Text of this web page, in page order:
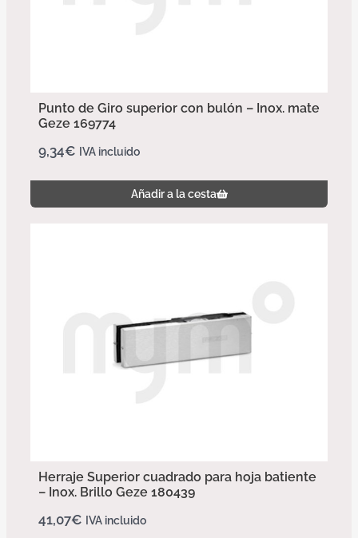
Punto de Giro superior con bulón – Inox. mate
Geze 169774
9,34€ IVA incluido
Añadir a la cesta
Herraje Superior cuadrado para hoja batiente
– Inox. Brillo Geze 180439
41,07€ IVA incluido